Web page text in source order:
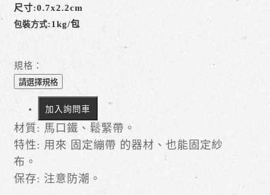
尺寸:0.7x2.2cm
包裝方式:1kg/包
規格：
請選擇規格
加入詢問車
材質: 馬口鐵、鬆緊帶。
特性: 用來 固定繃帶 的器材、也能固定紗
布。
保存: 注意防潮。